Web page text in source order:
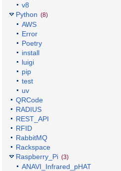
v8
Python (8)
AWS
Error
Poetry
install
luigi
pip
test
uv
QRCode
RADIUS
REST_API
RFID
RabbitMQ
Rackspace
Raspberry_Pi (3)
ANAVI_Infrared_pHAT